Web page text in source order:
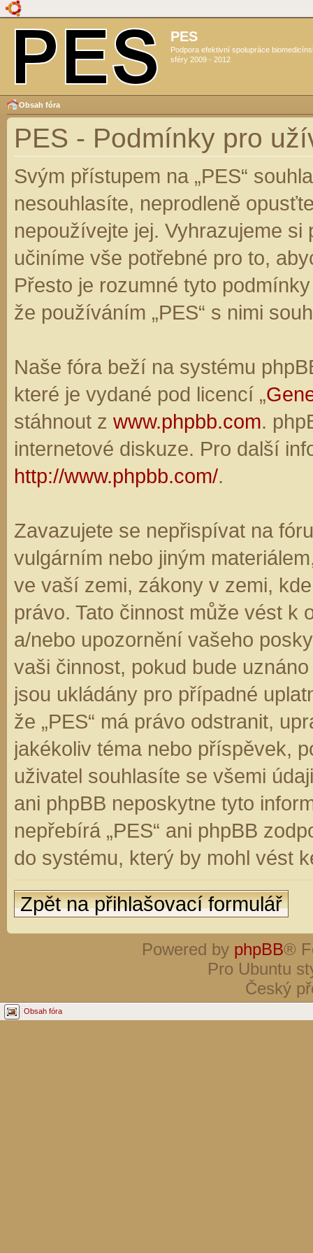
PES
Podpora efektivní spolupráce
sféry 2009 - 2012
Obsah fóra
PES - Podmínky pro
Svým přístupem na „PES“
nesouhlasíte, neprodleně
nepoužívejte jej. Vyhrazujeme
učiníme vše potřebné pro to,
Přesto je rozumné tyto
že používáním „PES“ s nimi
Naše fóra beží na systému
které je vydané pod licencí „
stáhnout z www.phpbb.com.
internetové diskuze. Pro další
http://www.phpbb.com/.
Zavazujete se nepřispívat na
vulgárním nebo jiným
ve vaší zemi, zákony v zemi,
právo. Tato činnost může vést k
a/nebo upozornění vašeho
vaši činnost, pokud bude
jsou ukládány pro případné
že „PES“ má právo odstranit,
jakékoliv téma nebo příspěvek,
uživatel souhlasíte se všemi
ani phpBB neposkytne tyto
nepřebírá „PES“ ani phpBB
do systému, který by mohl vést
Zpět na přihlašovací formulář
Powered by phpBB®
Pro Ubuntu
Český
Obsah fóra